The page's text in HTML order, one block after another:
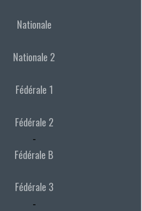
Nationale
Nationale 2
Fédérale 1
Fédérale 2
-
Fédérale B
Fédérale 3
-